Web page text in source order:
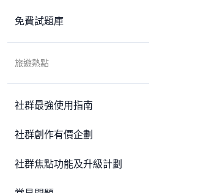
免費試題庫
旅遊熱點
社群最強使用指南
社群創作有價企劃
社群焦點功能及升級計劃